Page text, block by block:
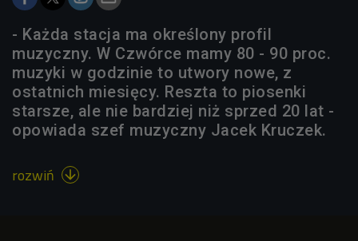
- Każda stacja ma określony profil
muzyczny. W Czwórce mamy 80 - 90 proc.
muzyki w godzinie to utwory nowe, z
ostatnich miesięcy. Reszta to piosenki
starsze, ale nie bardziej niż sprzed 20 lat -
opowiada szef muzyczny Jacek Kruczek.
rozwiń 